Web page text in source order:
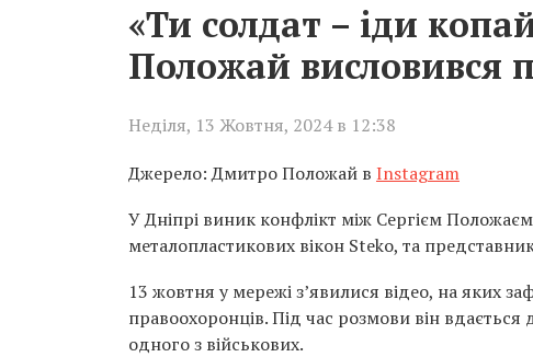
«Ти солдат – іди
Положай висловився
Неділя, 13 Жовтня, 2024 в 12:38
Джерело: Дмитро Положай в Instagram
У Дніпрі виник конфлікт між Сергієм
металопластикових вікон Steko, та
13 жовтня у мережі з’явилися відео, на яких
правоохоронців. Під час розмови він
одного з військових.